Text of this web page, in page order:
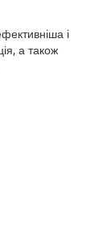
і
а також